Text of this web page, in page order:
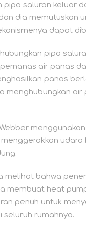
pipa saluran keluar
dia memutuskan
dapat
pipa
air panas
panas
menghubungkan air
menggerakkan udara
melihat bahwa
membuat heat
penuh untuk
seluruh rumahnya.